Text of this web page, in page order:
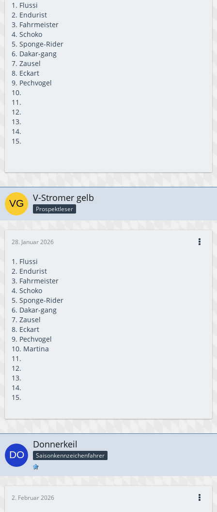
1. Flussi
2. Endurist
3. Fahrmeister
4. Schoko
5. Sponge-Rider
6. Dakar-gang
7. Zausel
8. Eckart
9. Pechvogel
10.
11.
12.
13.
14.
15.
V-Stromer gelb
Prospektleser
28. Januar 2026
1. Flussi
2. Endurist
3. Fahrmeister
4. Schoko
5. Sponge-Rider
6. Dakar-gang
7. Zausel
8. Eckart
9. Pechvogel
10. Martina
11.
12.
13.
14.
15.
Donnerkeil
Saisonkennzeichenfahrer
2. Februar 2026